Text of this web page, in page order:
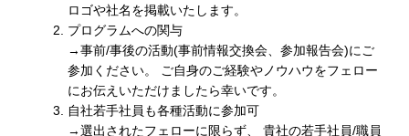
ロゴや社名を掲載いたします。
プログラムへの関与
→事前/事後の活動(事前情報交換会、参加報告会)にご
参加ください。 ご自身のご経験やノウハウをフェロー
にお伝えいただけましたら幸いです。
自社若手社員も各種活動に参加可
→選出されたフェローに限らず、 貴社の若手社員/職員